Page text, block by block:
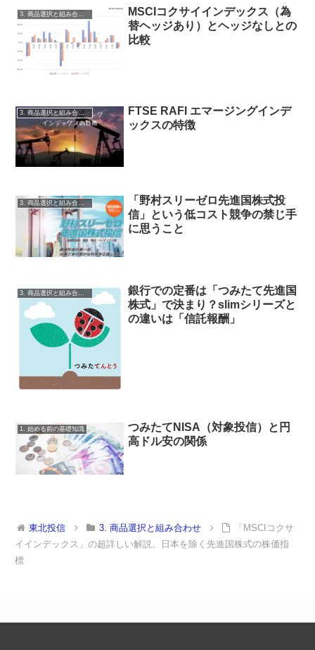
MSCIコクサイインデックス（為
替ヘッジあり）とヘッジなしとの
比較
3. 商品選択と組み合わせ
FTSE RAFI エマージングインデ
ックスの特徴
「野村スリーゼロ先進国株式投
信」という低コスト競争の禁じ手
に思うこと
銀行での定番は「つみたて先進国
株式」で決まり？slimシリーズと
の違いは「信託報酬」
1. 始める前の基礎知識
つみたてNISA（対象投信）と円
高ドル安の関係
東北投信 3. 商品選択と組み合わせ
「MSCIコクサ
イインデックス」の超詳しい解説。日本を除く先進国株式の株価指
標